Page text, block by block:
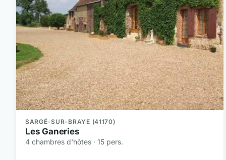
SARGÉ-SUR-BRAYE (41170)
Les Ganeries
4 chambres d'hôtes · 15 pers.